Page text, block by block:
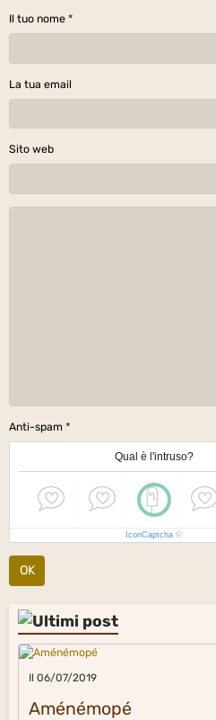
Il tuo nome
La tua email
Sito web
Anti-spam
Qual è l'intruso?
IconCaptcha ©
OK
Il 06/07/2019
Aménémopé